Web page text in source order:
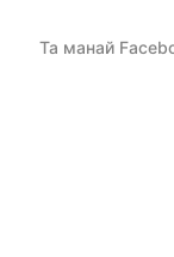
Та манай